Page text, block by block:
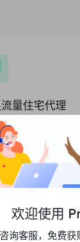
量住宅代理
制流量的真实住宅
成本，适用于大
欢迎使用
咨询客服，免费获